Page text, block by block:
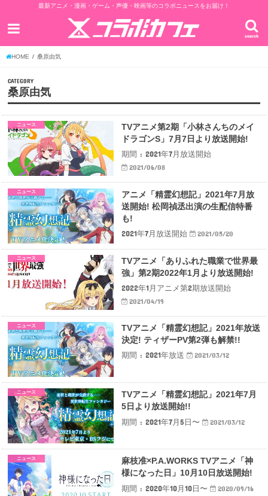
最新アニメ・漫画・ゲーム・声優・映画等のコラボニュースをお届け！
search
HOME 桑原由気
CATEGORY
桑原由気
ニュース
TVアニメ第2期「小林さんちのメイ
ドラゴンS」7月7日より放送開始!
期間 : 2021年7月放送開始
2021/06/08
ニュース
アニメ「精霊幻想記」2021年7月放
送開始! 松岡禎丞出演の生配信特番
も!
2021年7月放送開始
2021/05/20
ニュース
TVアニメ「ありふれた職業で世界最
強」第2期2022年1月より放送開始!
2022年1月アニメ第2期放送開始
2021/04/19
ニュース
TVアニメ「精霊幻想記」2021年放送
決定! ティザーPV第2弾も解禁!!
期間 : 2021年放送
2021/03/12
ニュース
TVアニメ「精霊幻想記」2021年7月
5日より放送開始!!
期間 : 2021年7月5日〜
2021/03/12
ニュース
麻枝准×P.A.WORKS TVアニメ「神
様になった日」10月10日放送開始!
期間 : 2020年10月10日〜
2020/09/16